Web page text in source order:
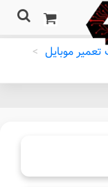
تعمیر موبایل >